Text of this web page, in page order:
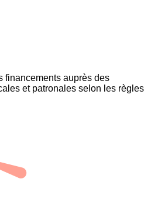
financements auprès des
et patronales selon les règles